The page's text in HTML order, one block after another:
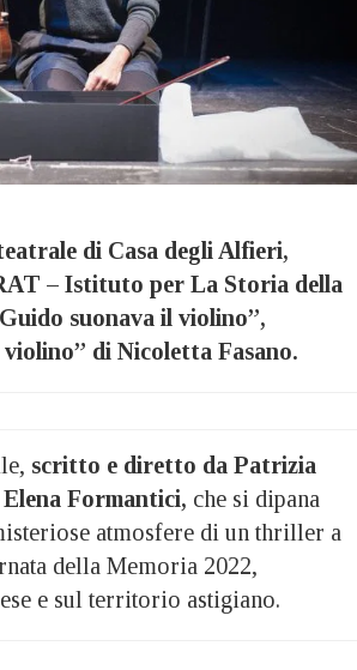
di Casa degli Alfieri,
– Istituto per La Storia della
suonava il violino”,
di Nicoletta Fasano.
scritto e diretto da Patrizia
Formantici, che si dipana
atmosfere di un thriller a
della Memoria 2022,
e sul territorio astigiano.